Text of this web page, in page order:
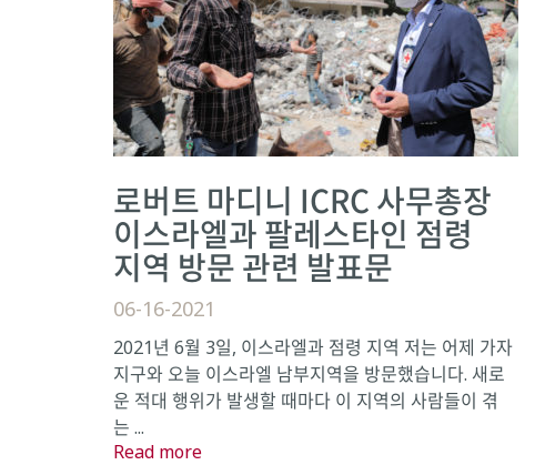
로버트 마디니 ICRC 사무총장
이스라엘과 팔레스타인 점령
지역 방문 관련 발표문
06-16-2021
2021년 6월 3일, 이스라엘과 점령 지역 저는 어제 가자
지구와 오늘 이스라엘 남부지역을 방문했습니다. 새로
운 적대 행위가 발생할 때마다 이 지역의 사람들이 겪
는 ...
Read more